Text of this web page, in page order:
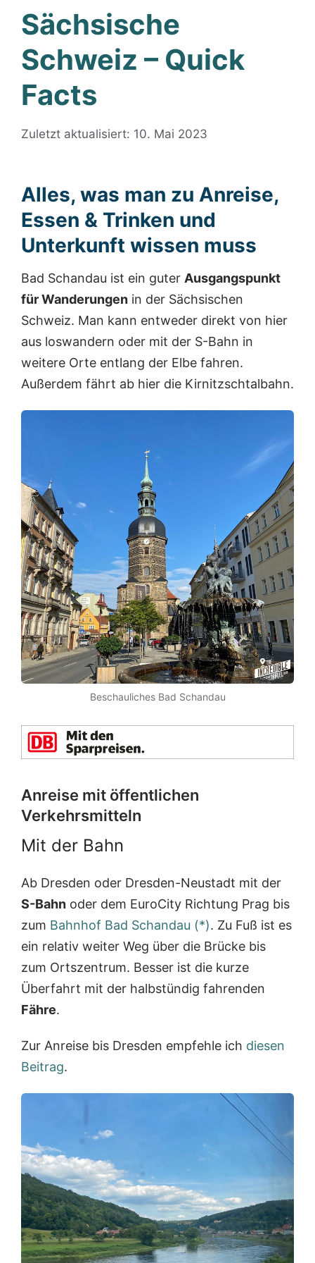
Sächsische
Schweiz – Quick
Facts
Zuletzt aktualisiert: 10. Mai 2023
Alles, was man zu Anreise,
Essen & Trinken und
Unterkunft wissen muss
Bad Schandau ist ein guter Ausgangspunkt
für Wanderungen in der Sächsischen
Schweiz. Man kann entweder direkt von hier
aus loswandern oder mit der S-Bahn in
weitere Orte entlang der Elbe fahren.
Außerdem fährt ab hier die Kirnitzschtalbahn.
Beschauliches Bad Schandau
Anreise mit öffentlichen
Verkehrsmitteln
Mit der Bahn
Ab Dresden oder Dresden-Neustadt mit der
S-Bahn oder dem EuroCity Richtung Prag bis
zum Bahnhof Bad Schandau (*). Zu Fuß ist es
ein relativ weiter Weg über die Brücke bis
zum Ortszentrum. Besser ist die kurze
Überfahrt mit der halbstündig fahrenden
Fähre.
Zur Anreise bis Dresden empfehle ich diesen
Beitrag.